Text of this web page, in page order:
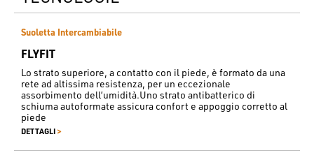
Suoletta Intercambiabile
FLYFIT
Lo strato superiore, a contatto con il piede, è formato da una
rete ad altissima resistenza, per un eccezionale
assorbimento dell’umidità.Uno strato antibatterico di
schiuma autoformate assicura confort e appoggio corretto al
piede
DETTAGLI >